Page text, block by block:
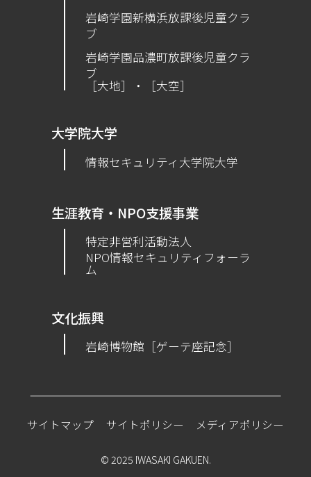
岩崎学園新横浜放課後児童クラ
ブ
岩崎学園品濃町放課後児童クラ
ブ
［大地］・［大空］
大学院大学
情報セキュリティ大学院大学
生涯教育・NPO支援事業
特定非営利活動法人
NPO情報セキュリティフォーラ
ム
文化振興
岩崎博物館［ゲーテ座記念］
サイトマップ サイトポリシー メディアポリシー
© 2025 IWASAKI GAKUEN.